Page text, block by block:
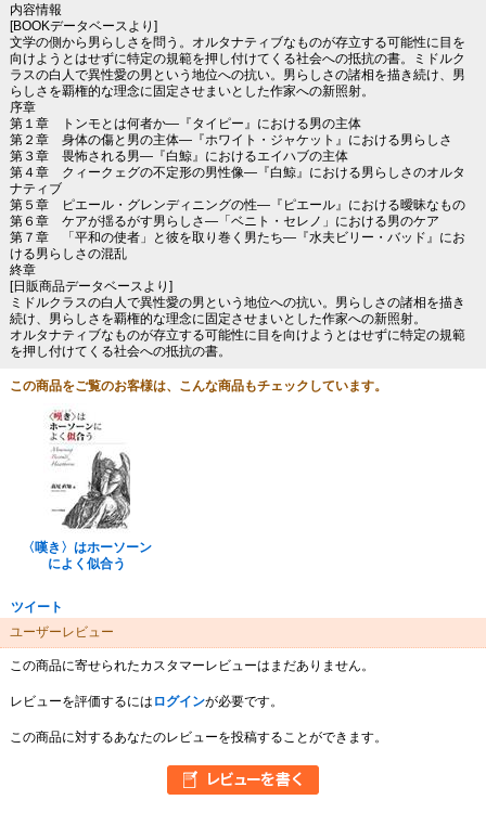
内容情報
[BOOKデータベースより]
文学の側から男らしさを問う。オルタナティブなものが存立する可能性に目を
向けようとはせずに特定の規範を押し付けてくる社会への抵抗の書。ミドルク
ラスの白人で異性愛の男という地位への抗い。男らしさの諸相を描き続け、男
らしさを覇権的な理念に固定させまいとした作家への新照射。
序章
第１章 トンモとは何者か―『タイピー』における男の主体
第２章 身体の傷と男の主体―『ホワイト・ジャケット』における男らしさ
第３章 畏怖される男―『白鯨』におけるエイハブの主体
第４章 クィークェグの不定形の男性像―『白鯨』における男らしさのオルタ
ナティブ
第５章 ピエール・グレンディニングの性―『ピエール』における曖昧なもの
第６章 ケアが揺るがす男らしさ―「ベニト・セレノ」における男のケア
第７章 「平和の使者」と彼を取り巻く男たち―『水夫ビリー・バッド』にお
ける男らしさの混乱
終章
[日販商品データベースより]
ミドルクラスの白人で異性愛の男という地位への抗い。男らしさの諸相を描き
続け、男らしさを覇権的な理念に固定させまいとした作家への新照射。
オルタナティブなものが存立する可能性に目を向けようとはせずに特定の規範
を押し付けてくる社会への抵抗の書。
この商品をご覧のお客様は、こんな商品もチェックしています。
〈嘆き〉はホーソーン
によく似合う
ツイート
ユーザーレビュー
この商品に寄せられたカスタマーレビューはまだありません。
レビューを評価するには ログインが必要です。
この商品に対するあなたのレビューを投稿することができます。